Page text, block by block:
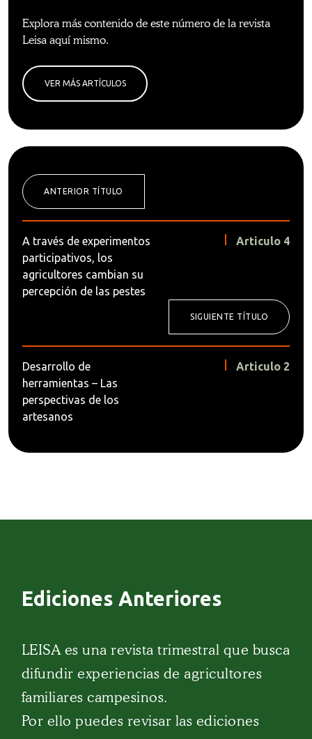
Explora más contenido de este número de la revista
Leisa aquí mismo.
VER MÁS ARTÍCULOS
ANTERIOR TÍTULO
A través de experimentos
participativos, los
agricultores cambian su
percepción de las pestes
Articulo 4
SIGUIENTE TÍTULO
Desarrollo de
herramientas – Las
perspectivas de los
artesanos
Articulo 2
Ediciones Anteriores
LEISA es una revista trimestral que busca
difundir experiencias de agricultores
familiares campesinos.
Por ello puedes revisar las ediciones